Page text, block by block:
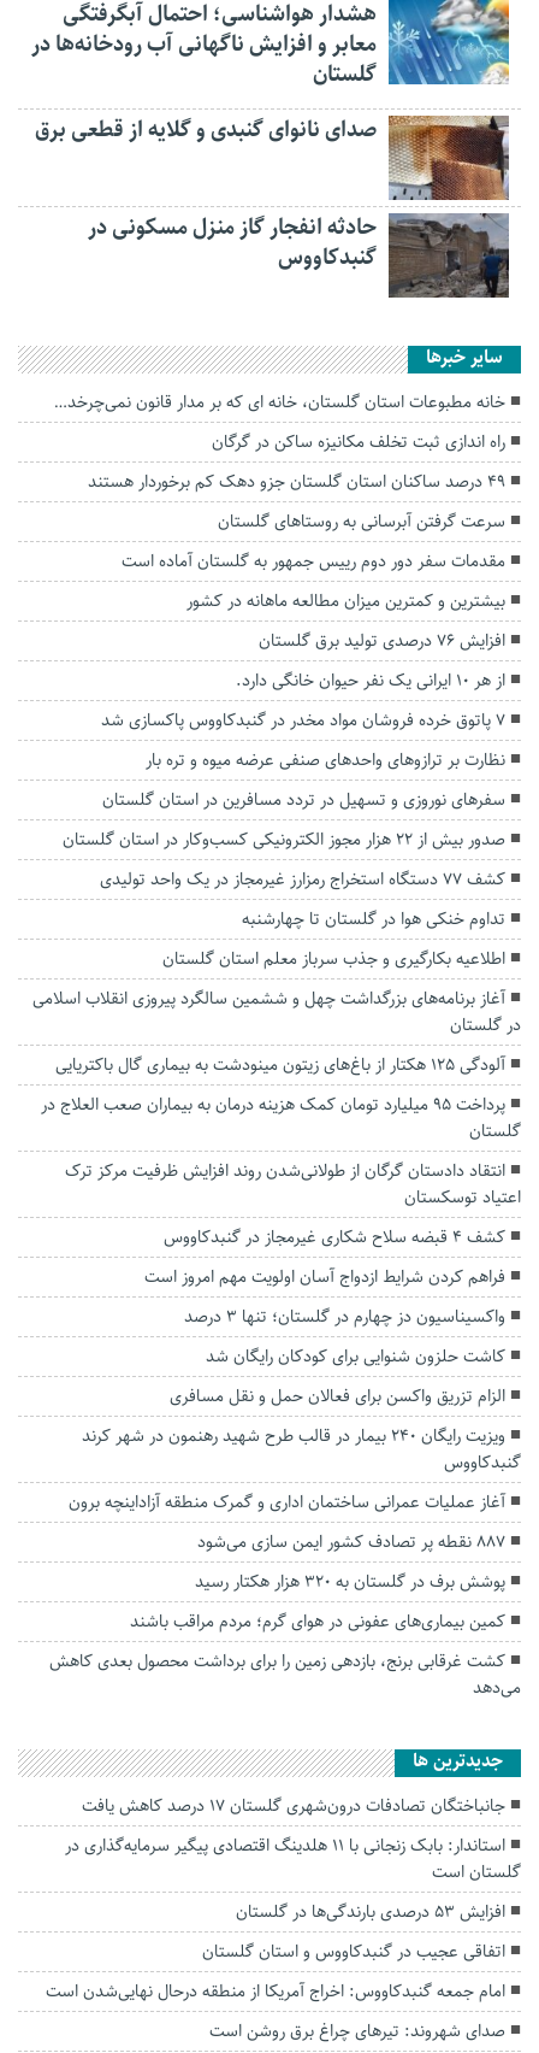
هشدار هواشناسی؛ احتمال آبگرفتگی
معابر و افزایش ناگهانی آب رودخانه‌ها در
گلستان
صدای نانوای گنبدی و گلایه از قطعی برق
حادثه انفجار گاز منزل مسکونی در
گنبدکاووس
سایر خبرها
خانه مطبوعات استان گلستان، خانه ای که بر مدار قانون نمی‌چرخد…
راه اندازی ثبت تخلف مکانیزه ساکن در گرگان
۴۹ درصد ساکنان استان گلستان جزو دهک کم برخوردار هستند
سرعت گرفتن آبرسانی به روستا‌های گلستان
مقدمات سفر دور دوم رییس جمهور به گلستان آماده است
بیشترین و کمترین میزان مطالعه ماهانه در کشور
افزایش ۷۶ درصدی تولید برق گلستان
از هر ۱۰ ایرانی یک نفر حیوان خانگی دارد.
۷ پاتوق خرده فروشان مواد مخدر در گنبدکاووس پاکسازی شد
نظارت بر ترازوهای واحدهای صنفی عرضه میوه و تره بار
سفرهای نوروزی و تسهیل در تردد مسافرین در استان گلستان
صدور بیش از ۲۲ هزار مجوز الکترونیکی کسب‌وکار در استان گلستان
کشف ۷۷ دستگاه استخراج رمز‌ارز غیرمجاز در یک واحد تولیدی
تداوم خنکی هوا در گلستان تا چهارشنبه
اطلاعیه بکارگیری و جذب سرباز معلم استان گلستان
آغاز برنامه‌های بزرگداشت چهل و ششمین سالگرد پیروزی انقلاب اسلامی
در گلستان
آلودگی ۱۲۵ هکتار از باغ‌های زیتون مینودشت به بیماری گال باکتریایی
پرداخت ۹۵ میلیارد تومان کمک هزینه درمان به بیماران صعب العلاج در
گلستان
انتقاد دادستان گرگان از طولانی‌شدن روند افزایش ظرفیت مرکز ترک
اعتیاد توسکستان
کشف ۴ قبضه سلاح شکاری غیرمجاز در گنبدکاووس
فراهم کردن شرایط ازدواج آسان اولویت مهم امروز است
واکسیناسیون دز چهارم در گلستان؛ تنها 3 درصد
کاشت حلزون شنوایی ‌برای کودکان رایگان شد
الزام تزریق واکسن برای فعالان حمل و نقل مسافری
ویزیت رایگان ۲۴۰ بیمار در قالب طرح شهید رهنمون در شهر کرند
گنبدکاووس
آغاز عملیات عمرانی ساختمان اداری و گمرک منطقه آزاداینچه برون
۸۸۷ نقطه پر تصادف کشور ایمن سازی می‌شود
پوشش برف در گلستان به ۳۲۰ هزار هکتار رسید
کمین بیماری‌های عفونی در هوای گرم؛ مردم مراقب باشند
کشت غرقابی برنج، بازدهی زمین را برای برداشت محصول بعدی کاهش
می‌دهد
جديدترين ها
جانباختگان تصادفات درون‌شهری گلستان ۱۷ درصد کاهش یافت
استاندار: بابک زنجانی با ۱۱ هلدینگ اقتصادی پیگیر سرمایه‌گذاری در
گلستان است
افزایش ۵۳ درصدی بارندگی‌ها در گلستان
اتفاقی عجیب در‌ گنبدکاووس و استان گلستان
امام جمعه گنبدکاووس: اخراج آمریکا از منطقه درحال نهایی‌شدن است
صدای شهروند: تیرهای چراغ برق روشن است